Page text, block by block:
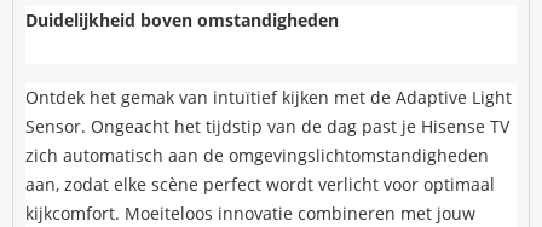
Duidelijkheid boven omstandigheden
Ontdek het gemak van intuïtief kijken met de Adaptive Light
Sensor. Ongeacht het tijdstip van de dag past je Hisense TV
zich automatisch aan de omgevingslichtomstandigheden
aan, zodat elke scène perfect wordt verlicht voor optimaal
kijkcomfort. Moeiteloos innovatie combineren met jouw